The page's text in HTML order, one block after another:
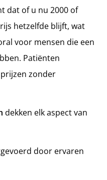
dat of u nu 2000 of
hetzelfde blijft, wat
voor mensen die een
Patiënten
zonder
dekken elk aspect van
door ervaren